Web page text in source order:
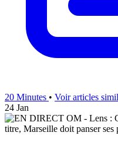
20 Minutes • Voir articles
24 Jan